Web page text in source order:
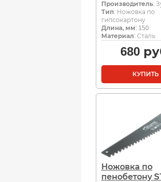
Производитель:
Тип: Ножовка по
гипсокартону
Длина, мм: 150
Материал: Сталь
680
КУПИТЬ
Ножовка по
пенобетону